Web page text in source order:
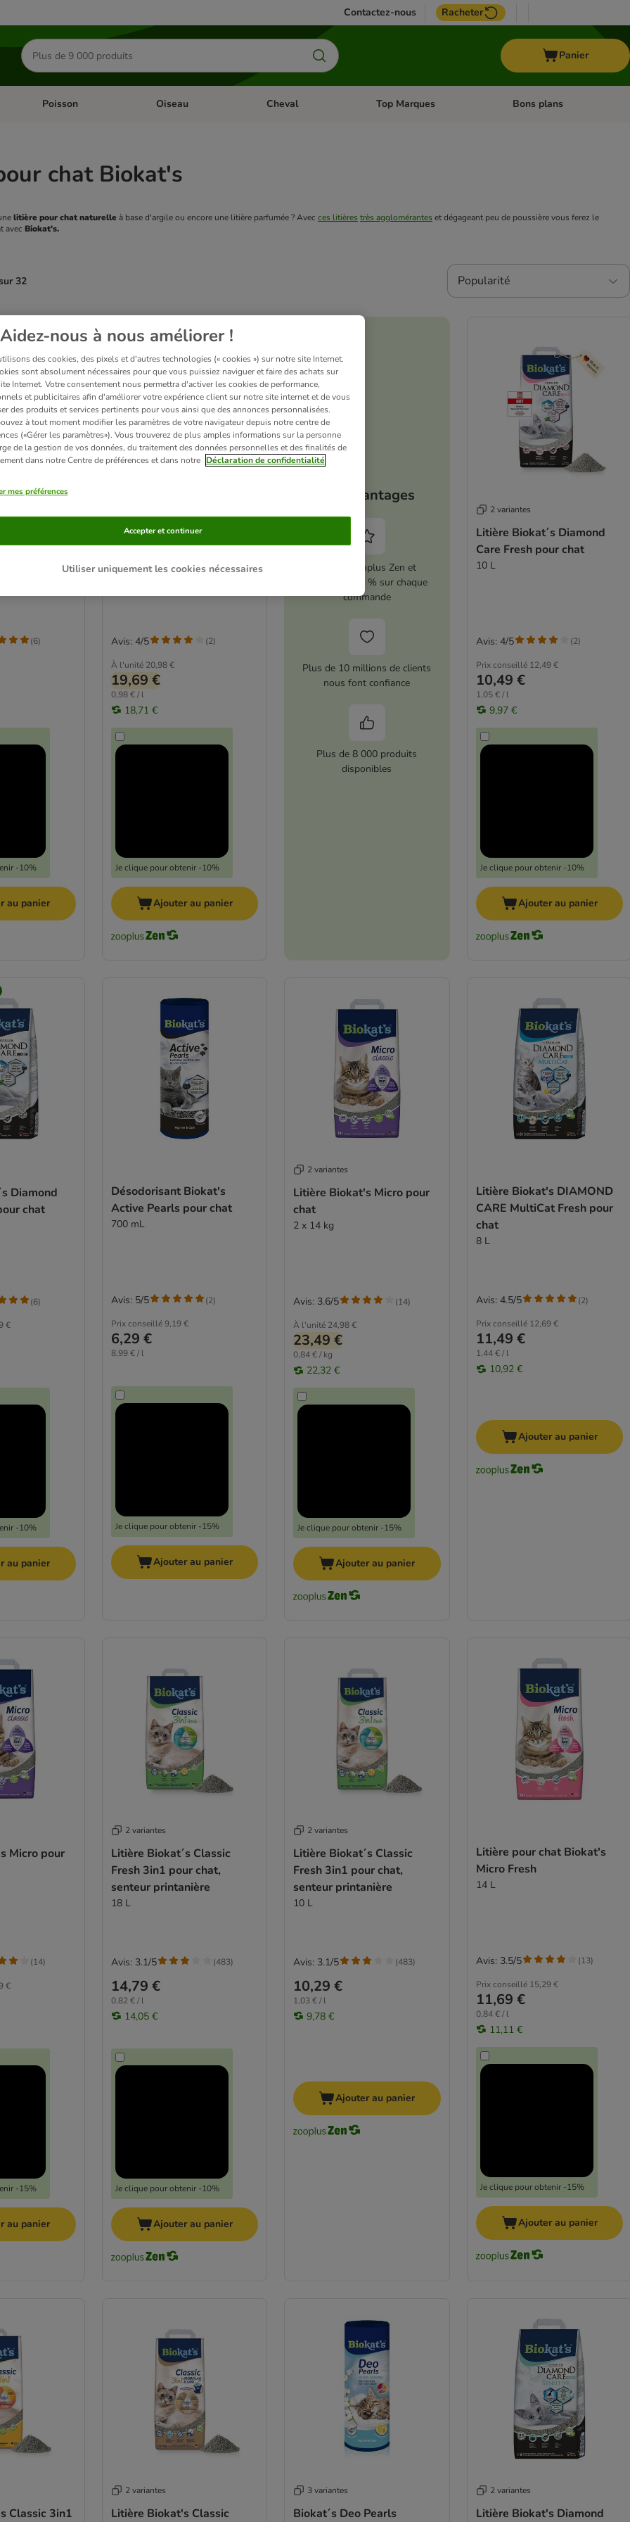
Contactez-nous Racheter
Rechercher
des
produits
Panier
Dérouler les catégories: Rongeur & Co
Poisson Dérouler les catégories: Poisson
Oiseau Dérouler les catégories: Oiseau
Cheval Dérouler les catégories: Cheval
Top Marques Dérouler les catégories: Top
Bons plans
chat Biokat's
litière pour chat naturelle à base d'argile ou encore une litière parfumée ? Avec ces litières très agglomérantes et dégageant peu de poussière vous ferez le
avec Biokat's.
32 Popularité
been changed
Diamond
chat
-10%
(6)
au panier
Litière Biokat´s Diamond
Care Fresh pour chat
2 x 10 L
À l'unité 20,98 €
19,69 €
0,98 € / l
18,71 €
Je clique pour obtenir -10%
Avis: 4/5 (2)
Ajouter au panier
Vos avantages
Activez zooplus Zen et
économisez 5 % sur chaque
commande
Plus de 10 millions de clients
nous font confiance
Plus de 8 000 produits
disponibles
2 variantes
Litière Biokat´s Diamond
Care Fresh pour chat
10 L
Prix conseillé 12,49 €
10,49 €
1,05 € / l
9,97 €
Je clique pour obtenir -10%
Avis: 4/5 (2)
Ajouter au panier
Diamond
chat
€
-10%
(6)
au panier
Désodorisant Biokat's
Active Pearls pour chat
700 mL
Prix conseillé 9,19 €
6,29 €
8,99 € / l
Je clique pour obtenir -15%
Avis: 5/5 (2)
Ajouter au panier
2 variantes
Litière Biokat's Micro pour
chat
2 x 14 kg
À l'unité 24,98 €
23,49 €
0,84 € / kg
22,32 €
Je clique pour obtenir -15%
Avis: 3.6/5 (14)
Ajouter au panier
Litière Biokat's DIAMOND
CARE MultiCat Fresh pour
chat
8 L
Prix conseillé 12,69 €
11,49 €
1,44 € / l
10,92 €
Avis: 4.5/5 (2)
Ajouter au panier
Micro pour
€
-15%
(14)
au panier
2 variantes
Litière Biokat´s Classic
Fresh 3in1 pour chat,
senteur printanière
18 L
14,79 €
0,82 € / l
14,05 €
Je clique pour obtenir -10%
Avis: 3.1/5 (483)
Ajouter au panier
2 variantes
Litière Biokat´s Classic
Fresh 3in1 pour chat,
senteur printanière
10 L
10,29 €
1,03 € / l
9,78 €
Avis: 3.1/5 (483)
Ajouter au panier
Litière pour chat Biokat's
Micro Fresh
14 L
Prix conseillé 15,29 €
11,69 €
0,84 € / l
11,11 €
Je clique pour obtenir -15%
Avis: 3.5/5 (13)
Ajouter au panier
Classic 3in1
2 variantes
Litière Biokat's Classic
3 variantes
Biokat´s Deo Pearls
2 variantes
Litière Biokat's Diamond
Aidez-nous à nous améliorer !
des cookies, des pixels et d'autres technologies (« cookies ») sur notre site Internet.
sont absolument nécessaires pour que vous puissiez naviguer et faire des achats sur
Internet. Votre consentement nous permettra d'activer les cookies de performance,
et publicitaires afin d'améliorer votre expérience client sur notre site internet et de vous
des produits et services pertinents pour vous ainsi que des annonces personnalisées.
à tout moment modifier les paramètres de votre navigateur depuis notre centre de
(«Gérer les paramètres»). Vous trouverez de plus amples informations sur la personne
de la gestion de vos données, du traitement des données personnelles et des finalités de
dans notre Centre de préférences et dans notre Déclaration de confidentialité
mes préférences
Utiliser uniquement les cookies nécessaires
Accepter et continuer